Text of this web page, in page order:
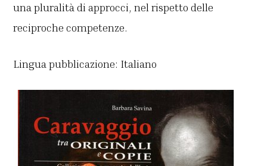
una pluralità di approcci, nel rispetto delle
reciproche competenze.
Lingua pubblicazione: Italiano